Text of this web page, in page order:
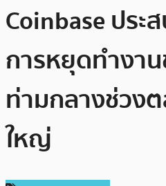
Coinbase ปร
การหยุดทำงา
ท่ามกลางช่วง
ใหญ่